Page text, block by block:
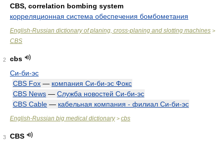
CBS, correlation bombing system
корреляционная система обеспечения бомбометания
English-Russian dictionary of planing, cross-planing and slotting machines >
CBS
2
cbs
Си-би-эс
CBS Fox — компания Си-би-эс Фокс
CBS News — Служба новостей Си-би-эс
CBS Cable — кабельная компания - филиал Си-би-эс
English-Russian big medical dictionary> cbs
3
CBS